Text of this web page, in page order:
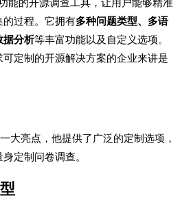
能的开源调查工具，让用户能够精准
的过程。它拥有多种问题类型、多语
据分析等丰富功能以及自定义选项。
定制的开源解决方案的企业来讲是
大亮点，他提供了广泛的定制选项，
定制问卷调查。